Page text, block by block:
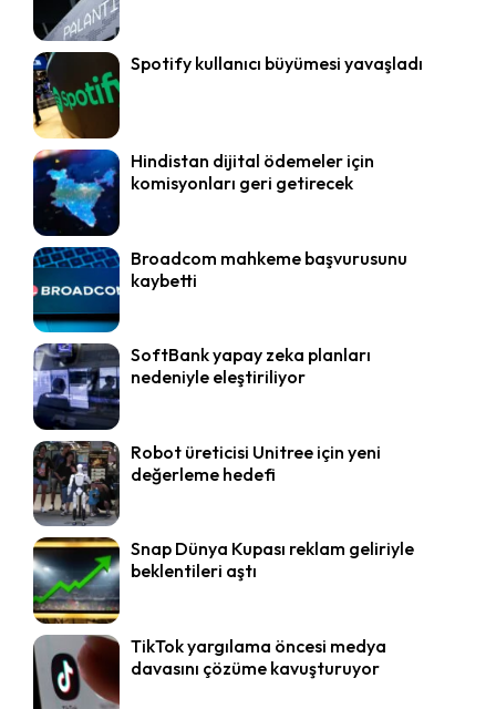
Spotify kullanıcı büyümesi yavaşladı
Hindistan dijital ödemeler için
komisyonları geri getirecek
Broadcom mahkeme başvurusunu
kaybetti
SoftBank yapay zeka planları
nedeniyle eleştiriliyor
Robot üreticisi Unitree için yeni
değerleme hedefi
Snap Dünya Kupası reklam geliriyle
beklentileri aştı
TikTok yargılama öncesi medya
davasını çözüme kavuşturuyor